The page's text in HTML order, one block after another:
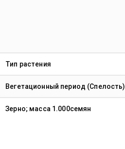
Тип растения
Вегетационный период (Спелость)
Зерно; масса 1.000семян